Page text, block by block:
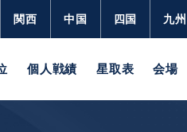
関西 中国 四国 九州
個人戦績 星取表 会場